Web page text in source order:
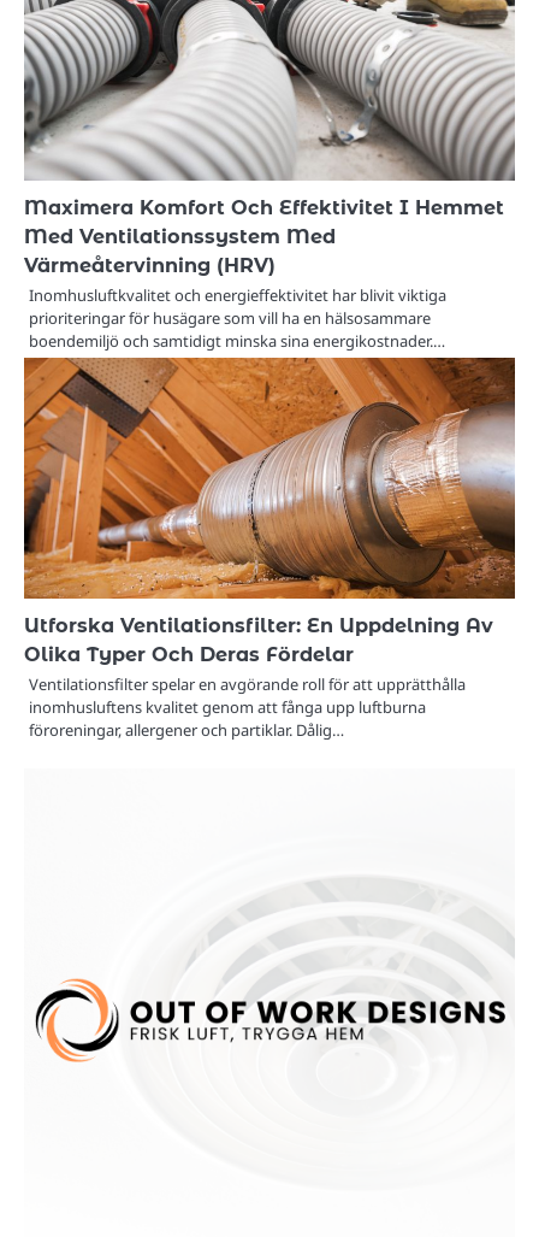
Maximera Komfort Och Effektivitet I Hemmet
Med Ventilationssystem Med
Värmeåtervinning (HRV)
Inomhusluftkvalitet och energieffektivitet har blivit viktiga
prioriteringar för husägare som vill ha en hälsosammare
boendemiljö och samtidigt minska sina energikostnader.…
Utforska Ventilationsfilter: En Uppdelning Av
Olika Typer Och Deras Fördelar
Ventilationsfilter spelar en avgörande roll för att upprätthålla
inomhusluftens kvalitet genom att fånga upp luftburna
föroreningar, allergener och partiklar. Dålig…